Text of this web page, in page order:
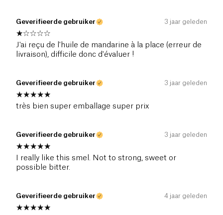
Geverifieerde gebruiker 3 jaar geleden
J'ai reçu de l'huile de mandarine à la place (erreur de
livraison), difficile donc d'évaluer !
Geverifieerde gebruiker 3 jaar geleden
très bien super emballage super prix
Geverifieerde gebruiker 3 jaar geleden
I really like this smel. Not to strong, sweet or
possible bitter.
Geverifieerde gebruiker 4 jaar geleden